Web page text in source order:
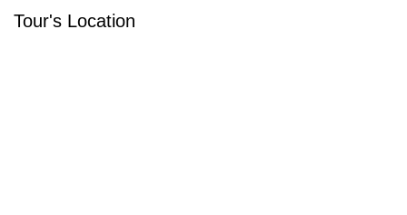
Tour's Location